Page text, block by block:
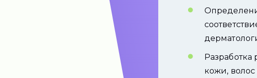
кожи, волос